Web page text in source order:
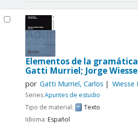
Elementos de la
Gatti Murriel; Jorge
por Gatti Murriel, Carlos Wiesse
SeriesApuntes de estudio
Tipo de material:
Texto
Idioma: Español